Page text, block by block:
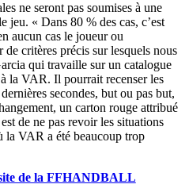
ne seront pas soumises à une
« Dans 80 % des cas, c’est
aucun cas le joueur ou
de critères précis sur lesquels nous
qui travaille sur un catalogue
la VAR. Il pourrait recenser les
secondes, but ou pas but,
un carton rouge attribué
de ne pas revoir les situations
la VAR a été beaucoup trop
de la FFHANDBALL